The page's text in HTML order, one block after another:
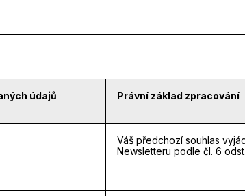
údajů Právní základ zpracování
Váš předchozí souhlas
Newsletteru podle čl. 6